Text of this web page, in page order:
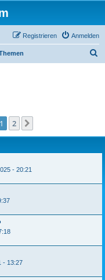
Anmelden
Registrieren
1 2
- 20:21
- 13:27